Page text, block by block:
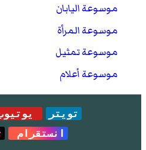
موسوعة اليابان
موسوعة المرأة
موسوعة تمثيل
موسوعة أعلام
تويتر
انستقرام